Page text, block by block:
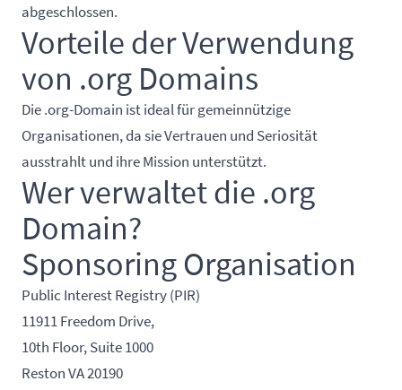
abgeschlossen.
Vorteile der Verwendung
von .org Domains
Die .org-Domain ist ideal für gemeinnützige
Organisationen, da sie Vertrauen und Seriosität
ausstrahlt und ihre Mission unterstützt.
Wer verwaltet die .org
Domain?
Sponsoring Organisation
Public Interest Registry (PIR)
11911 Freedom Drive,
10th Floor, Suite 1000
Reston VA 20190